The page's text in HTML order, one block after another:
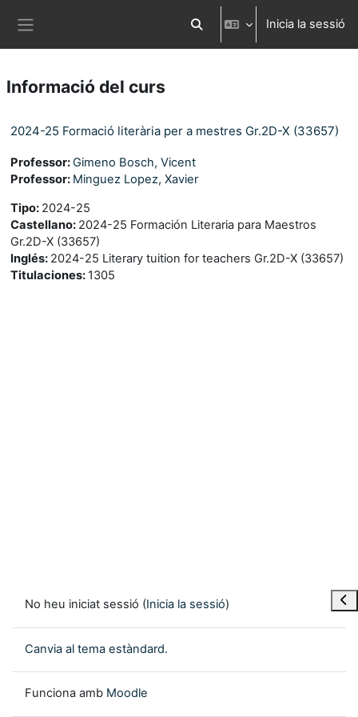
Commuta l'entrada de la cerca
Inicia la sessió
Informació del curs
2024-25 Formació literària per a mestres Gr.2D-X (33657)
Professor:Gimeno Bosch, Vicent
Professor: Minguez Lopez, Xavier
Tipo: 2024-25
Castellano: 2024-25 Formación Literaria para Maestros
Gr.2D-X (33657)
Inglés: 2024-25 Literary tuition for teachers Gr.2D-X (33657)
Titulaciones: 1305
No heu iniciat sessió (Inicia la sessió)
Canvia al tema estàndard.
Funciona amb Moodle